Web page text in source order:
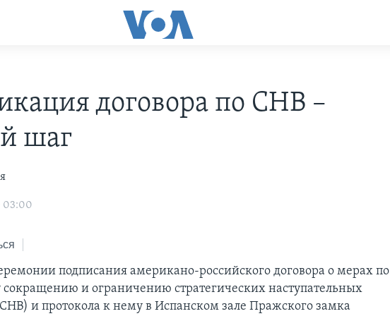
договора по СНВ –
шаг
03:00
подписания американо-российского договора о мерах по
и ограничению стратегических наступательных
и протокола к нему в Испанском зале Пражского замка